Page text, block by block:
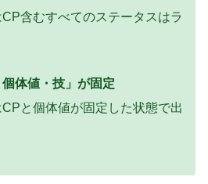
含むすべてのステータスはラ
体値・技」が固定
と個体値が固定した状態で出